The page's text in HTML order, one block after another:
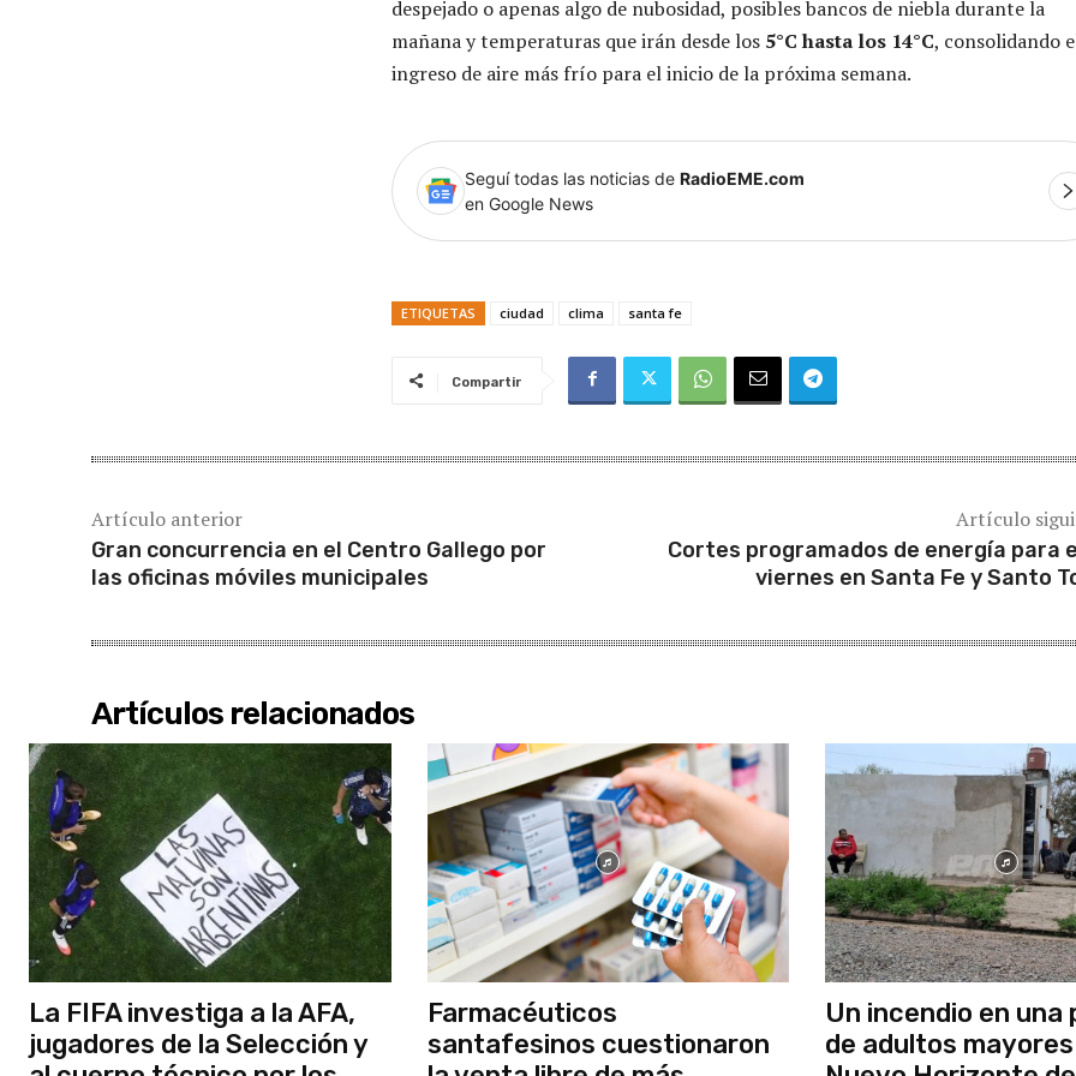
despejado o apenas algo de nubosidad, posibles bancos de niebla durante la
mañana y temperaturas que irán desde los 5°C hasta los 14°C, consolidando
ingreso de aire más frío para el inicio de la próxima semana.
Seguí todas las noticias de RadioEME.com
en Google News
ETIQUETAS ciudad clima santa fe
Compartir
Artículo anterior
Gran concurrencia en el Centro Gallego por
las oficinas móviles municipales
Artículo
Cortes programados de energía para
viernes en Santa Fe y Santo
Artículos relacionados
La FIFA investiga a la AFA,
jugadores de la Selección y
Farmacéuticos
santafesinos cuestionaron
Un incendio en una
de adultos